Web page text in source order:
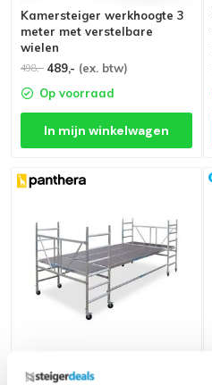
Kamersteiger werkhoogte 3
meter met verstelbare
wielen
498,- 489,- (ex. btw)
Op voorraad
In mijn winkelwagen
190 x 340 met 3m